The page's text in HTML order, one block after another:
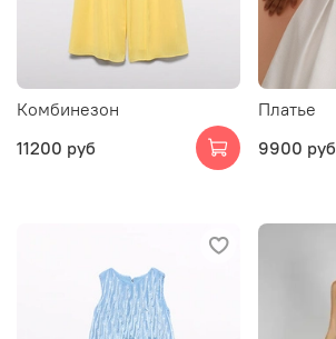
Комбинезон
11200 руб
Платье
9900 руб